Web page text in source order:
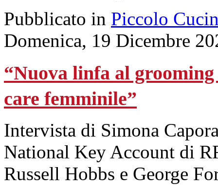
Pubblicato in Piccolo
Domenica, 19 Dicembre
“Nuova linfa al
care femminile”
Intervista di Simona
National Key Account di
Russell Hobbs e George